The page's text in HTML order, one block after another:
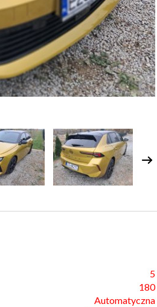
5
180
Automatyczna